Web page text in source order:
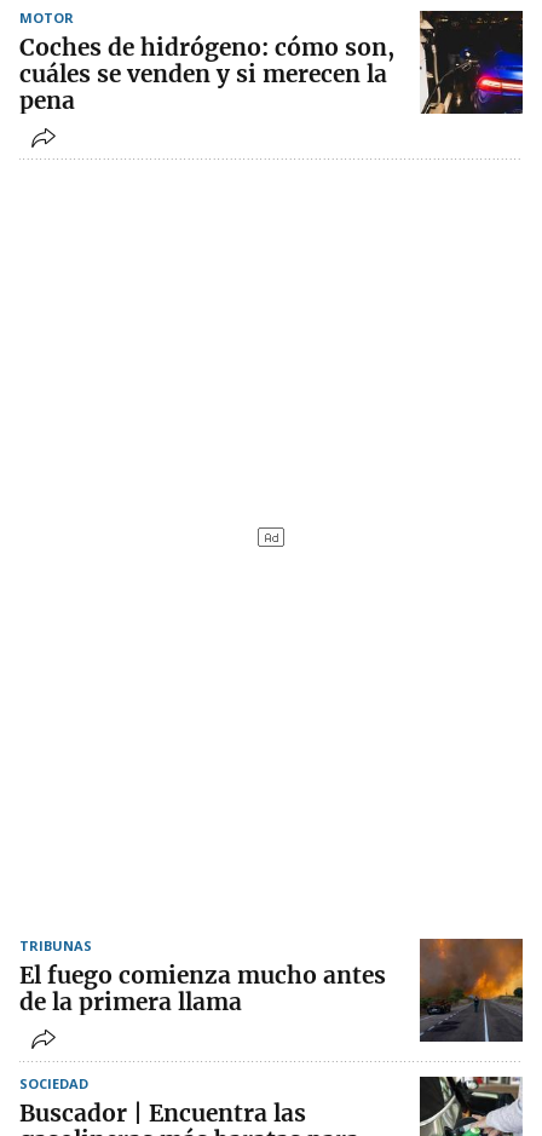
MOTOR
Coches de hidrógeno: cómo son,
cuáles se venden y si merecen la
pena
TRIBUNAS
El fuego comienza mucho antes
de la primera llama
SOCIEDAD
Buscador | Encuentra las